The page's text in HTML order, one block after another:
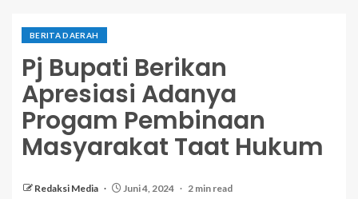
BERITA DAERAH
Pj Bupati Berikan
Apresiasi Adanya
Progam Pembinaan
Masyarakat Taat Hukum
Redaksi Media Juni 4, 2024 2 min read